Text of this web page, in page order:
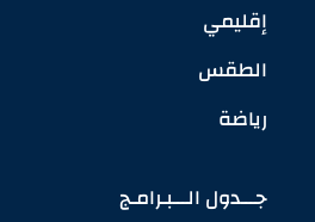
إقليمي
الطقس
رياضة
جـــدول الـــبـرامـج